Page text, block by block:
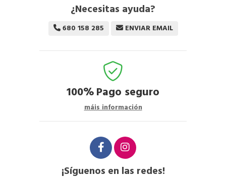
¿Necesitas ayuda?
680 158 285 ENVIAR EMAIL
100%Pago seguro
máis información
¡Síguenos en las redes!